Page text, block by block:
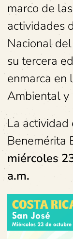
marco de las
actividades
Nacional
su tercera
enmarca en
Ambiental y
La actividad
Benemérita
miércoles
a.m.